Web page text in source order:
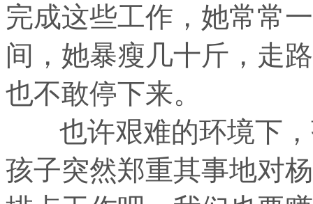
完成这些工作，她常常
间，她暴瘦几十斤，走
也不敢停下来。
也许艰难的环境下，
孩子突然郑重其事地对